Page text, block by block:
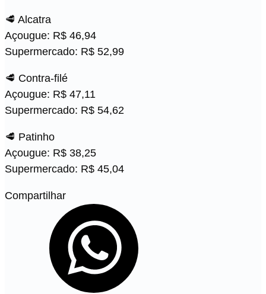
🥩 Alcatra
Açougue: R$ 46,94
Supermercado: R$ 52,99
🥩 Contra-filé
Açougue: R$ 47,11
Supermercado: R$ 54,62
🥩 Patinho
Açougue: R$ 38,25
Supermercado: R$ 45,04
Compartilhar